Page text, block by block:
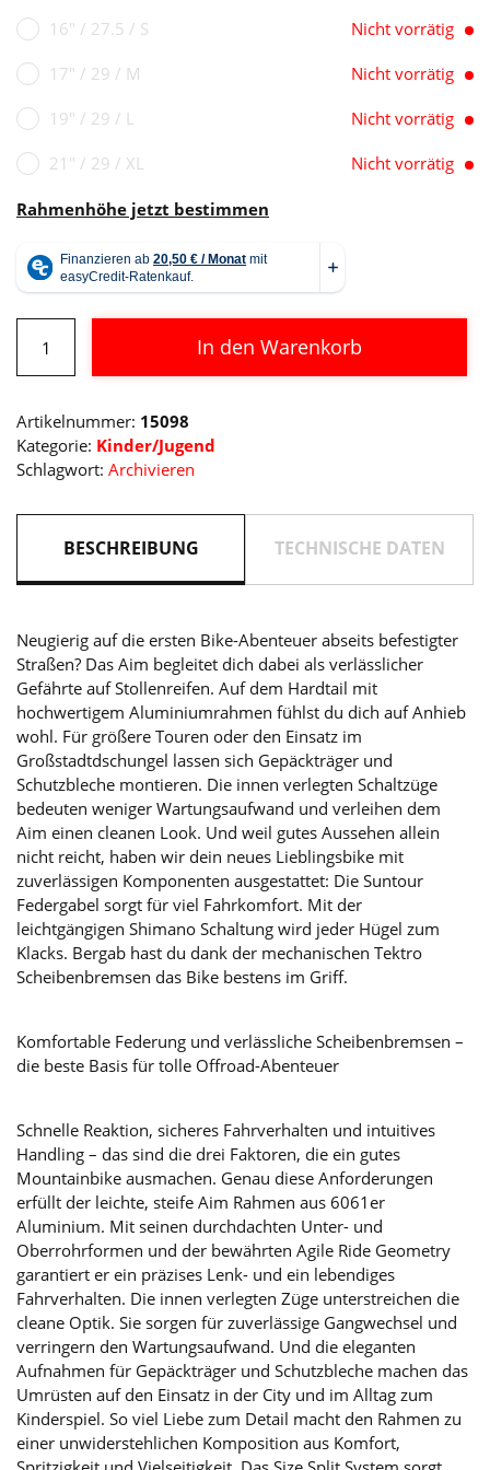
16" / 27.5 / S Nicht vorrätig
17" / 29 / M Nicht vorrätig
19" / 29 / L Nicht vorrätig
21" / 29 / XL Nicht vorrätig
Rahmenhöhe jetzt bestimmen
black
´green
2021
Menge
In den Warenkorb
Artikelnummer: 15098
Kategorie: Kinder/Jugend
Schlagwort: Archivieren
BESCHREIBUNG TECHNISCHE DATEN
Neugierig auf die ersten Bike-Abenteuer abseits befestigter
Straßen? Das Aim begleitet dich dabei als verlässlicher
Gefährte auf Stollenreifen. Auf dem Hardtail mit
hochwertigem Aluminiumrahmen fühlst du dich auf Anhieb
wohl. Für größere Touren oder den Einsatz im
Großstadtdschungel lassen sich Gepäckträger und
Schutzbleche montieren. Die innen verlegten Schaltzüge
bedeuten weniger Wartungsaufwand und verleihen dem
Aim einen cleanen Look. Und weil gutes Aussehen allein
nicht reicht, haben wir dein neues Lieblingsbike mit
zuverlässigen Komponenten ausgestattet: Die Suntour
Federgabel sorgt für viel Fahrkomfort. Mit der
leichtgängigen Shimano Schaltung wird jeder Hügel zum
Klacks. Bergab hast du dank der mechanischen Tektro
Scheibenbremsen das Bike bestens im Griff.
Komfortable Federung und verlässliche Scheibenbremsen –
die beste Basis für tolle Offroad-Abenteuer
Schnelle Reaktion, sicheres Fahrverhalten und intuitives
Handling – das sind die drei Faktoren, die ein gutes
Mountainbike ausmachen. Genau diese Anforderungen
erfüllt der leichte, steife Aim Rahmen aus 6061er
Aluminium. Mit seinen durchdachten Unter- und
Oberrohrformen und der bewährten Agile Ride Geometry
garantiert er ein präzises Lenk- und ein lebendiges
Fahrverhalten. Die innen verlegten Züge unterstreichen die
cleane Optik. Sie sorgen für zuverlässige Gangwechsel und
verringern den Wartungsaufwand. Und die eleganten
Aufnahmen für Gepäckträger und Schutzbleche machen das
Umrüsten auf den Einsatz in der City und im Alltag zum
Kinderspiel. So viel Liebe zum Detail macht den Rahmen zu
einer unwiderstehlichen Komposition aus Komfort,